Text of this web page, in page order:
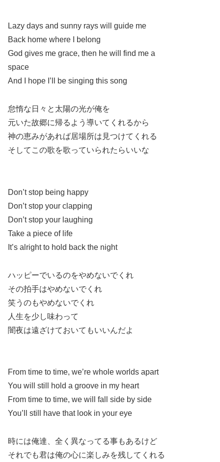
Lazy days and sunny rays will guide me
Back home where I belong
God gives me grace, then he will find me a
space
And I hope I’ll be singing this song
怠惰な日々と太陽の光が俺を
元いた故郷に帰るよう導いてくれるから
神の恵みがあれば居場所は見つけてくれる
そしてこの歌を歌っていられたらいいな
Don’t stop being happy
Don’t stop your clapping
Don’t stop your laughing
Take a piece of life
It’s alright to hold back the night
ハッピーでいるのをやめないでくれ
その拍手はやめないでくれ
笑うのもやめないでくれ
人生を少し味わって
闇夜は遠ざけておいてもいいんだよ
From time to time, we’re whole worlds apart
You will still hold a groove in my heart
From time to time, we will fall side by side
You’ll still have that look in your eye
時には俺達、全く異なってる事もあるけど
それでも君は俺の心に楽しみを残してくれる